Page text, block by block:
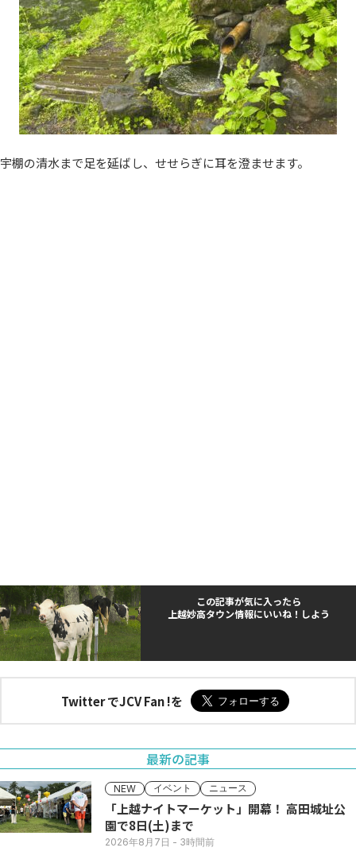
宇棚の清水まで足を延ばし、せせらぎに耳を澄ませます。
この記事が気に入ったら
上越妙高タウン情報にいいね！しよう
Twitter でJCV Fan !を
最新の記事
NEW イベント ニュース
「上越ナイトマーケット」開幕！ 高田城址公
園で8日(土)まで
2026年8月7日 - 3時間前